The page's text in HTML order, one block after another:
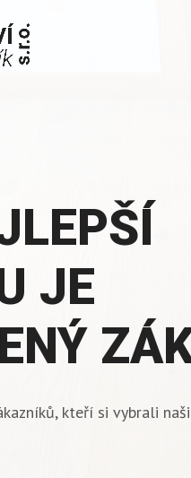
JE
kteří si vybrali